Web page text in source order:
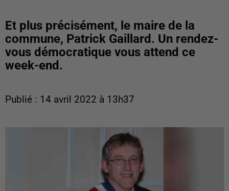
Et plus précisément, le maire de la
commune, Patrick Gaillard. Un rendez-
vous démocratique vous attend ce
week-end.
Publié : 14 avril 2022 à 13h37